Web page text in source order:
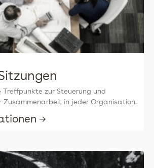
Treffpunkte zur Steuerung und
Zusammenarbeit in jeder Organisation.
→